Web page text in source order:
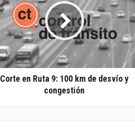
Corte en Ruta 9: 100 km de desvío y
congestión